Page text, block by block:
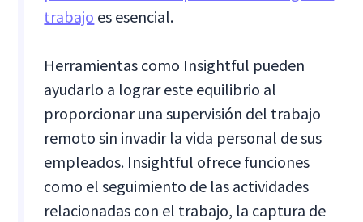
trabajo es esencial.
Herramientas como Insightful pueden
ayudarlo a lograr este equilibrio al
proporcionar una supervisión del trabajo
remoto sin invadir la vida personal de sus
empleados. Insightful ofrece funciones
como el seguimiento de las actividades
relacionadas con el trabajo, la captura de